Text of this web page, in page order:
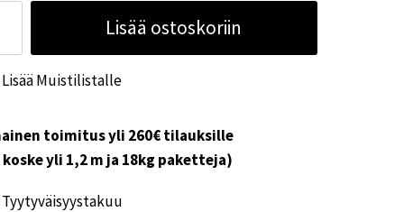
Lisää ostoskoriin
Lisää Muistilistalle
toimitus yli 260€ tilauksille
koske yli 1,2 m ja 18kg paketteja)
Tyytyväisyystakuu